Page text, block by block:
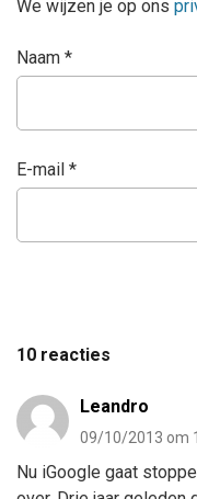
We wijzen je op ons
Naam *
E-mail *
10 reacties
Leandro
09/10/2013 om
Nu iGoogle gaat